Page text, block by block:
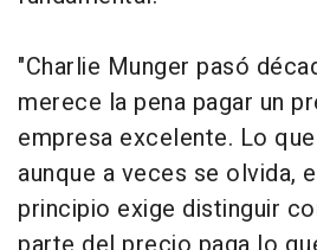
"Charlie Munger pasó
merece la pena pagar un
empresa excelente. Lo
aunque a veces se olvida,
principio exige distinguir